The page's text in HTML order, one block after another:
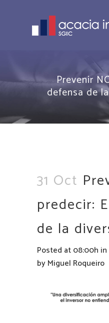
Prevenir
defensa de
31 Oct
predecir:
de la
Posted at 08:00h in
byMiguel Roqueiro